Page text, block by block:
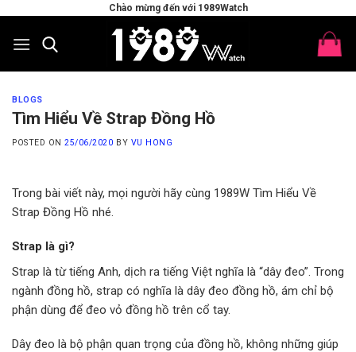
content
Chào mừng đến với 1989Watch
BLOGS
Tìm Hiểu Về Strap Đồng Hồ
POSTED ON25/06/2020 BY VU HONG
Trong bài viết này, mọi người hãy cùng 1989W Tìm Hiểu Về
Strap Đồng Hồ nhé.
Strap là gì?
Strap là từ tiếng Anh, dịch ra tiếng Việt nghĩa là “dây đeo”. Trong
ngành đồng hồ, strap có nghĩa là dây đeo đồng hồ, ám chỉ bộ
phận dùng để đeo vỏ đồng hồ trên cổ tay.
Dây đeo là bộ phận quan trọng của đồng hồ, không những giúp